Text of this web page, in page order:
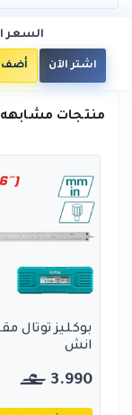
السعر
اشتر الآن أضف
منتجات مشابهه
انش
3.990